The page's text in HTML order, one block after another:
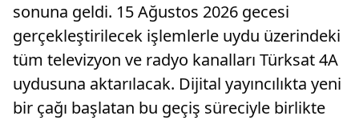
sonuna geldi. 15 Ağustos 2026 gecesi
gerçekleştirilecek işlemlerle uydu üzerindeki
tüm televizyon ve radyo kanalları Türksat 4A
uydusuna aktarılacak. Dijital yayıncılıkta yeni
bir çağı başlatan bu geçiş süreciyle birlikte